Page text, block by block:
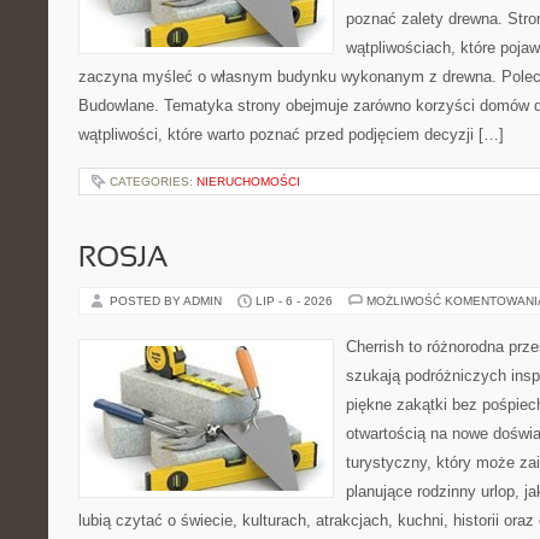
poznać zalety drewna.
wątpliwościach, które
zaczyna myśleć o własnym budynku wykonanym z drewna.
Budowlane. Tematyka strony obejmuje zarówno korzyści domów
wątpliwości, które warto poznać przed podjęciem decyzji […]
CATEGORIES: NIERUCHOMOŚCI
ROSJA
POSTED BY ADMIN LIP - 6 - 2026 MOŻLIWOŚĆ
Cherrish to różnorodna
szukają podróżniczych
piękne zakątki bez
otwartością na nowe
turystyczny, który może
planujące rodzinny urlop,
lubią czytać o świecie, kulturach, atrakcjach, kuchni, historii